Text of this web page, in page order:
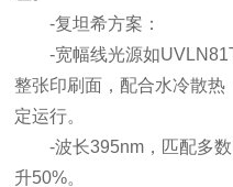
-复坦希方案：
-宽幅线光源如
整张印刷面，配合水冷散热
定运行。
-波长395nm，匹配多数
升50%。